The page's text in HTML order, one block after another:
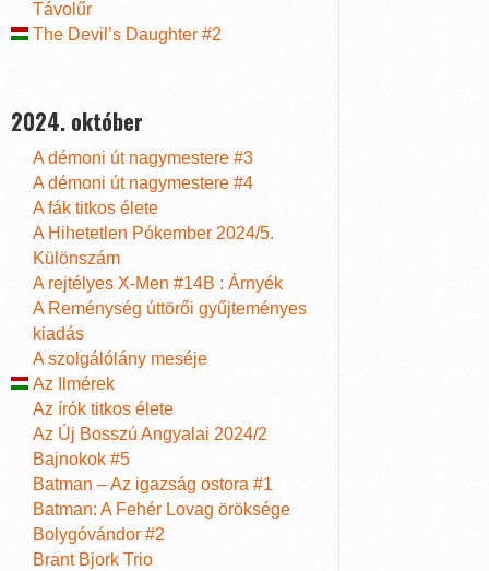
Távolűr
The Devil’s Daughter #2
2024. október
A démoni út nagymestere #3
A démoni út nagymestere #4
A fák titkos élete
A Hihetetlen Pókember 2024/5.
Különszám
A rejtélyes X-Men #14B : Árnyék
A Reménység úttörői gyűjteményes
kiadás
A szolgálólány meséje
Az Ilmérek
Az írók titkos élete
Az Új Bosszú Angyalai 2024/2
Bajnokok #5
Batman – Az igazság ostora #1
Batman: A Fehér Lovag öröksége
Bolygóvándor #2
Brant Bjork Trio